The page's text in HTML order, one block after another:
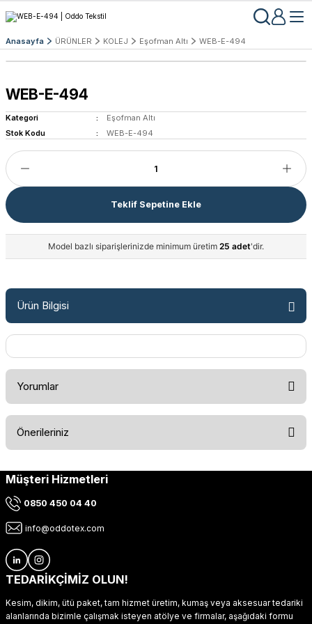
Anasayfa ÜRÜNLER KOLEJ Eşofman Altı WEB-E-494
WEB-E-494
Kategori
Eşofman Altı
Stok Kodu
WEB-E-494
Teklif Sepetine Ekle
Model bazlı siparişlerinizde minimum üretim 25 adet'dir.
Ürün Bilgisi
Yorumlar
Önerileriniz
Bu ürünün fiyat bilgisi, resim, ürün açıklamalarında ve diğer
kullanarak tarafımıza iletebilirsiniz.
Ürün resmi kalitesiz, bozuk veya görüntülenemiyor.
Ürün açıklamasında eksik bilgiler bulunuyor.
Ürün fiyatı diğer sitelerden daha pahalı.
Müşteri Hizmetleri
0850 450 04 40
info@oddotex.com
TEDARİKÇİMİZ OLUN!
Kesim, dikim, ütü paket, tam hizmet üretim, kumaş veya aksesuar tedariki
alanlarında bizimle çalışmak isteyen atölye ve firmalar, aşağıdaki formu